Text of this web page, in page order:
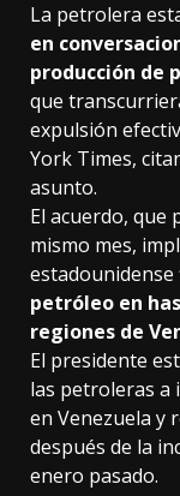
La petrolera
en
producción de
que
expulsión
York Times,
asunto.
El acuerdo, que
mismo mes,
petróleo en
regiones de
El presidente
las petroleras a
en Venezuela y
después de la
enero pasado.